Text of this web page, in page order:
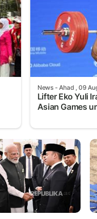
News- Ahad , 09
Lifter Eko Yuli
Asian Games